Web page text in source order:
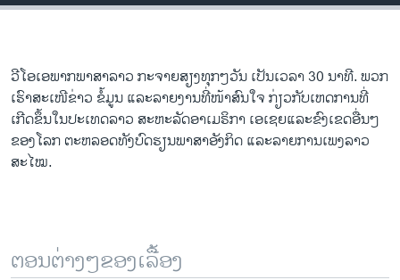
ວີໂອເອພາກພາສາລາວ ກະຈາຍສຽງທຸກໆວັນ ເປັນເວລາ 30 ນາທີ. ພວກ
ເຮົາສະເໜີຂ່າວ ຂໍ້ມູນ ແລະລາຍງານທີ່ໜ້າສົນໃຈ ກ່ຽວກັບເຫດການທີ່
ເກີດຂຶ້ນໃນປະເທດລາວ ສະຫະລັດອາເມຣິກາ ເອເຊຍແລະຂົງເຂດອື່ນໆ
ຂອງໂລກ ຕະຫລອດທັງບົດຮຽນພາສາອັງກິດ ແລະລາຍການເພງລາວ
ສະໄໝ.
ຕອນຕ່າງໆຂອງເລື້ອງ